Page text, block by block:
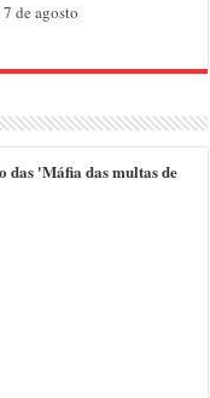
de agosto
das 'Máfia das multas de